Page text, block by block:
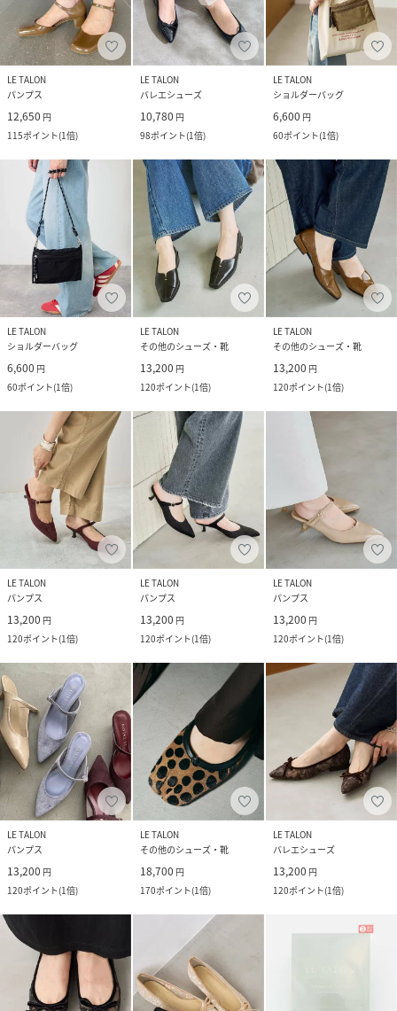
LE TALON
パンプス
12,650 円
115ポイント(1倍)
LE TALON
バレエシューズ
10,780 円
98ポイント(1倍)
LE TALON
ショルダーバッグ
6,600 円
60ポイント(1倍)
LE TALON
ショルダーバッグ
6,600 円
60ポイント(1倍)
LE TALON
その他のシューズ・靴
13,200 円
120ポイント(1倍)
LE TALON
その他のシューズ・靴
13,200 円
120ポイント(1倍)
LE TALON
パンプス
13,200 円
120ポイント(1倍)
LE TALON
パンプス
13,200 円
120ポイント(1倍)
LE TALON
パンプス
13,200 円
120ポイント(1倍)
LE TALON
パンプス
13,200 円
120ポイント(1倍)
LE TALON
その他のシューズ・靴
18,700 円
170ポイント(1倍)
LE TALON
バレエシューズ
13,200 円
120ポイント(1倍)